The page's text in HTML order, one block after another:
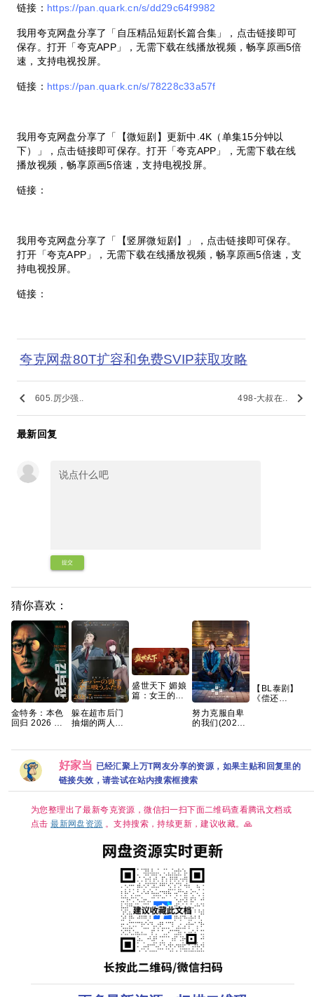
链接： https://pan.quark.cn/s/dd29c64f9982
我用夸克网盘分享了「自压精品短剧长篇合集」，点击链接即可
保存。打开「夸克APP」，无需下载在线播放视频，畅享原画5倍
速，支持电视投屏。
链接： https://pan.quark.cn/s/78228c33a57f
我用夸克网盘分享了「【微短剧】更新中 .4K （单集15分钟以
下）」，点击链接即可保存。打开「夸克APP 」，无需下载在线
播放视频，畅享原画5倍速，支持电视投屏。
链接：
我用夸克网盘分享了「【竖屏微短剧】」，点击链接即可保存。
打开「夸克APP 」，无需下载在线播放视频，畅享原画5倍速，支
持电视投屏。
链接：
夸克网盘80T扩容和免费SVIP获取攻略
keyboard_arrow_left 605.厉少强.. 498-大叔在.. keyboard_arrow_right
最新回复
提交
猜你喜欢：
金特务：本色
回归 2026 苏
盘+】
躲在超市后门
抽烟的两人
盛世天下 媚娘
篇：女王的游
努力克服自卑
的我们(2026)
【BL泰剧】
《偿还
好家当 已经汇聚上万T网友分享的资源，如果主贴和回复里的
链接失效，请尝试在站内搜索框搜索
为您整理出了最新夸克资源，微信扫一扫下面二维码查看腾讯文档或
点击最新网盘资源 。支持搜索，持续更新，建议收藏。🙏